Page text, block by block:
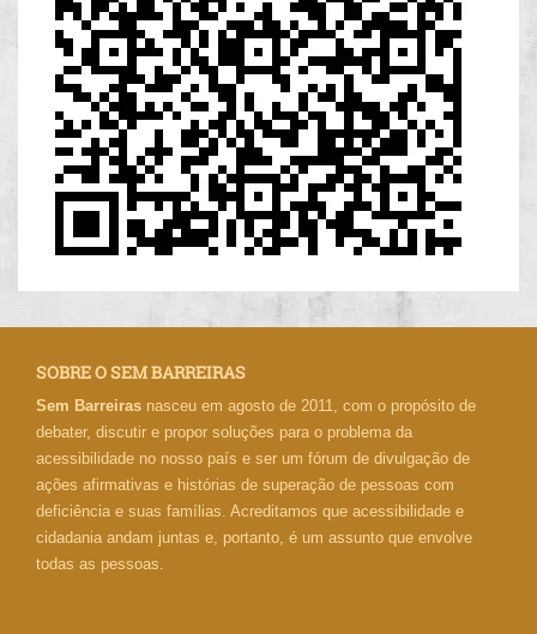
SOBRE O SEM BARREIRAS
Sem Barreiras nasceu em agosto de 2011, com o propósito de
debater, discutir e propor soluções para o problema da
acessibilidade no nosso país e ser um fórum de divulgação de
ações afirmativas e histórias de superação de pessoas com
deficiência e suas famílias. Acreditamos que acessibilidade e
cidadania andam juntas e, portanto, é um assunto que envolve
todas as pessoas.